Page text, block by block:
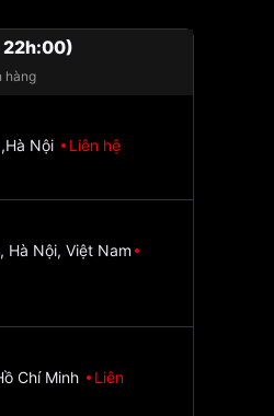
22h:00)
hàng
Nội
Liên hệ
Hà Nội, Việt Nam
Chí Minh
Liên